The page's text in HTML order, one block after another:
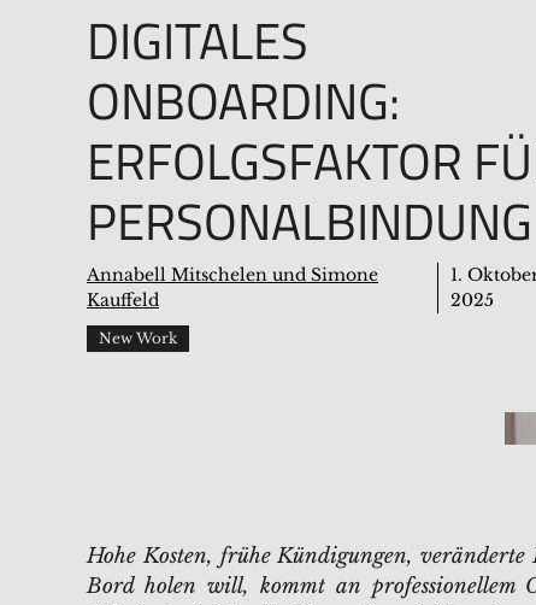
DIGITALES
ONBOARDING:
ERFOLGSFAKTOR
PERSONALBINDUNG
Annabell Mitschelen und Simone
Kauffeld
1.
2025
New Work
Hohe Kosten, frühe Kündigungen,
Bord holen will, kommt an professionellem